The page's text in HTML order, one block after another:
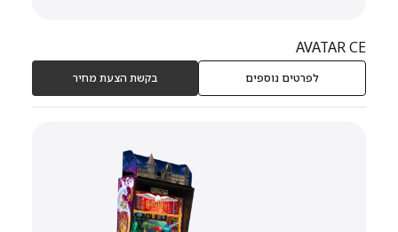
AVATAR CE
לפרטים נוספים בקשת הצעת מחיר